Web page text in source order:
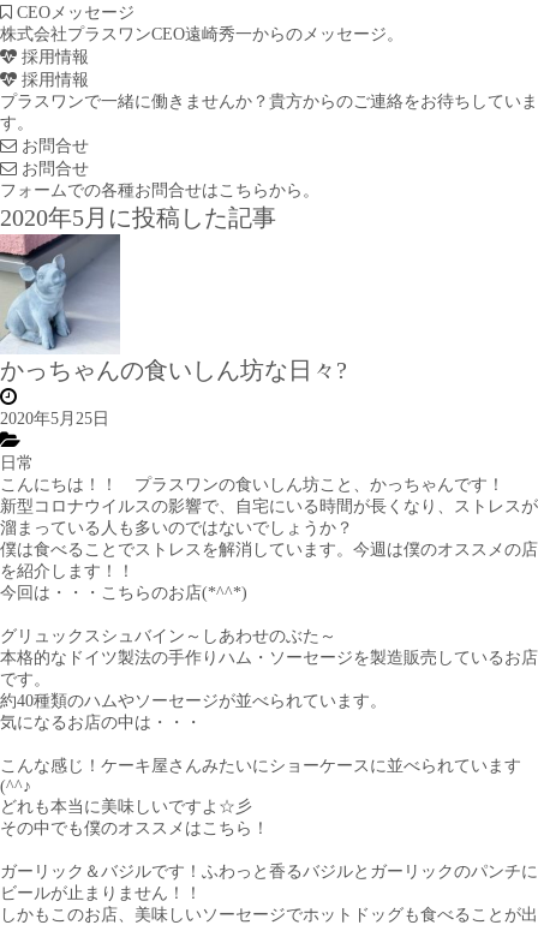
CEOメッセージ
株式会社プラスワンCEO遠崎秀一からのメッセージ。
採用情報
採用情報
プラスワンで一緒に働きませんか？貴方からのご連絡をお待ちしていま
す。
お問合せ
お問合せ
フォームでの各種お問合せはこちらから。
2020年5月に投稿した記事
かっちゃんの食いしん坊な日々?
2020年5月25日
日常
こんにちは！！ プラスワンの食いしん坊こと、かっちゃんです！
新型コロナウイルスの影響で、自宅にいる時間が長くなり、ストレスが
溜まっている人も多いのではないでしょうか？
僕は食べることでストレスを解消しています。今週は僕のオススメの店
を紹介します！！
今回は・・・こちらのお店(*^^*)
グリュックスシュバイン～しあわせのぶた～
本格的なドイツ製法の手作りハム・ソーセージを製造販売しているお店
です。
約40種類のハムやソーセージが並べられています。
気になるお店の中は・・・
こんな感じ！ケーキ屋さんみたいにショーケースに並べられています
(^^♪
どれも本当に美味しいですよ☆彡
その中でも僕のオススメはこちら！
ガーリック＆バジルです！ふわっと香るバジルとガーリックのパンチに
ビールが止まりません！！
しかもこのお店、美味しいソーセージでホットドッグも食べることが出